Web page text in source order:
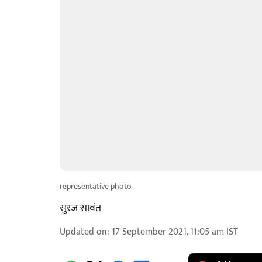
representative photo
सुरज सावंत
Updated on: 17 September 2021, 11:05 am IST